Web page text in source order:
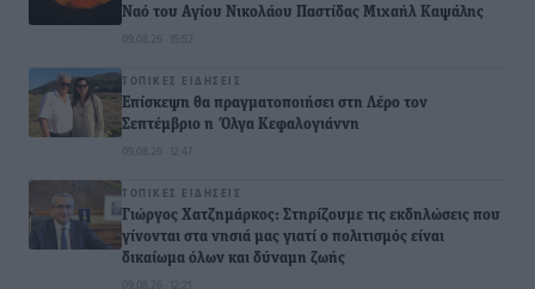
Ναό του Αγίου Νικολάου Παστίδας Μιχαήλ Καψάλης
09.08.26 · 15:52
ΤΟΠΙΚΈΣ ΕΙΔΉΣΕΙΣ
Επίσκεψη θα πραγματοποιήσει στη Λέρο τον
Σεπτέμβριο η Όλγα Κεφαλογιάννη
09.08.26 · 12:47
ΤΟΠΙΚΈΣ ΕΙΔΉΣΕΙΣ
Γιώργος Χατζημάρκος: Στηρίζουμε τις εκδηλώσεις που
γίνονται στα νησιά μας γιατί ο πολιτισμός είναι
δικαίωμα όλων και δύναμη ζωής
09.08.26 · 12:21